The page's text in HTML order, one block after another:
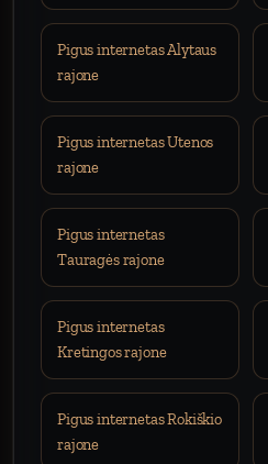
Pigus internetas Alytaus
rajone
Pigus internetas Utenos
rajone
Pigus internetas
Tauragės rajone
Pigus internetas
Kretingos rajone
Pigus internetas Rokiškio
rajone